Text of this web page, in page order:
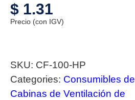
$ 1.31
Precio (con IGV)
SKU: CF-100-HP
Categories: Consumibles de
Cabinas de Ventilación de